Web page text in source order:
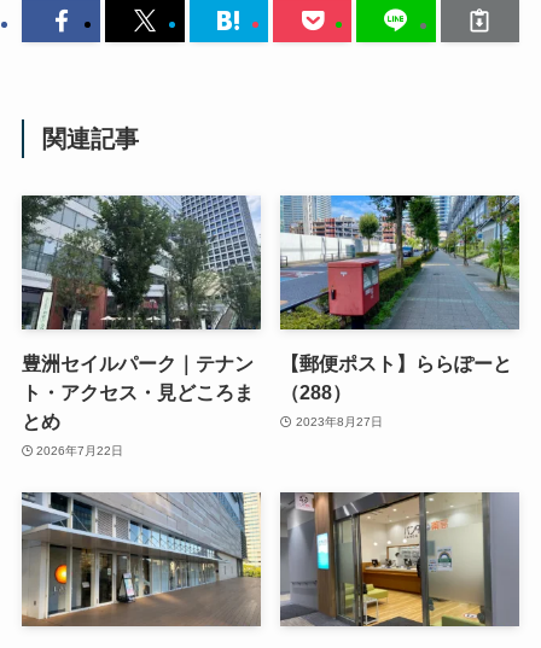
関連記事
豊洲セイルパーク｜テナン
ト・アクセス・見どころま
とめ
2026年7月22日
【郵便ポスト】ららぽーと
（288）
2023年8月27日